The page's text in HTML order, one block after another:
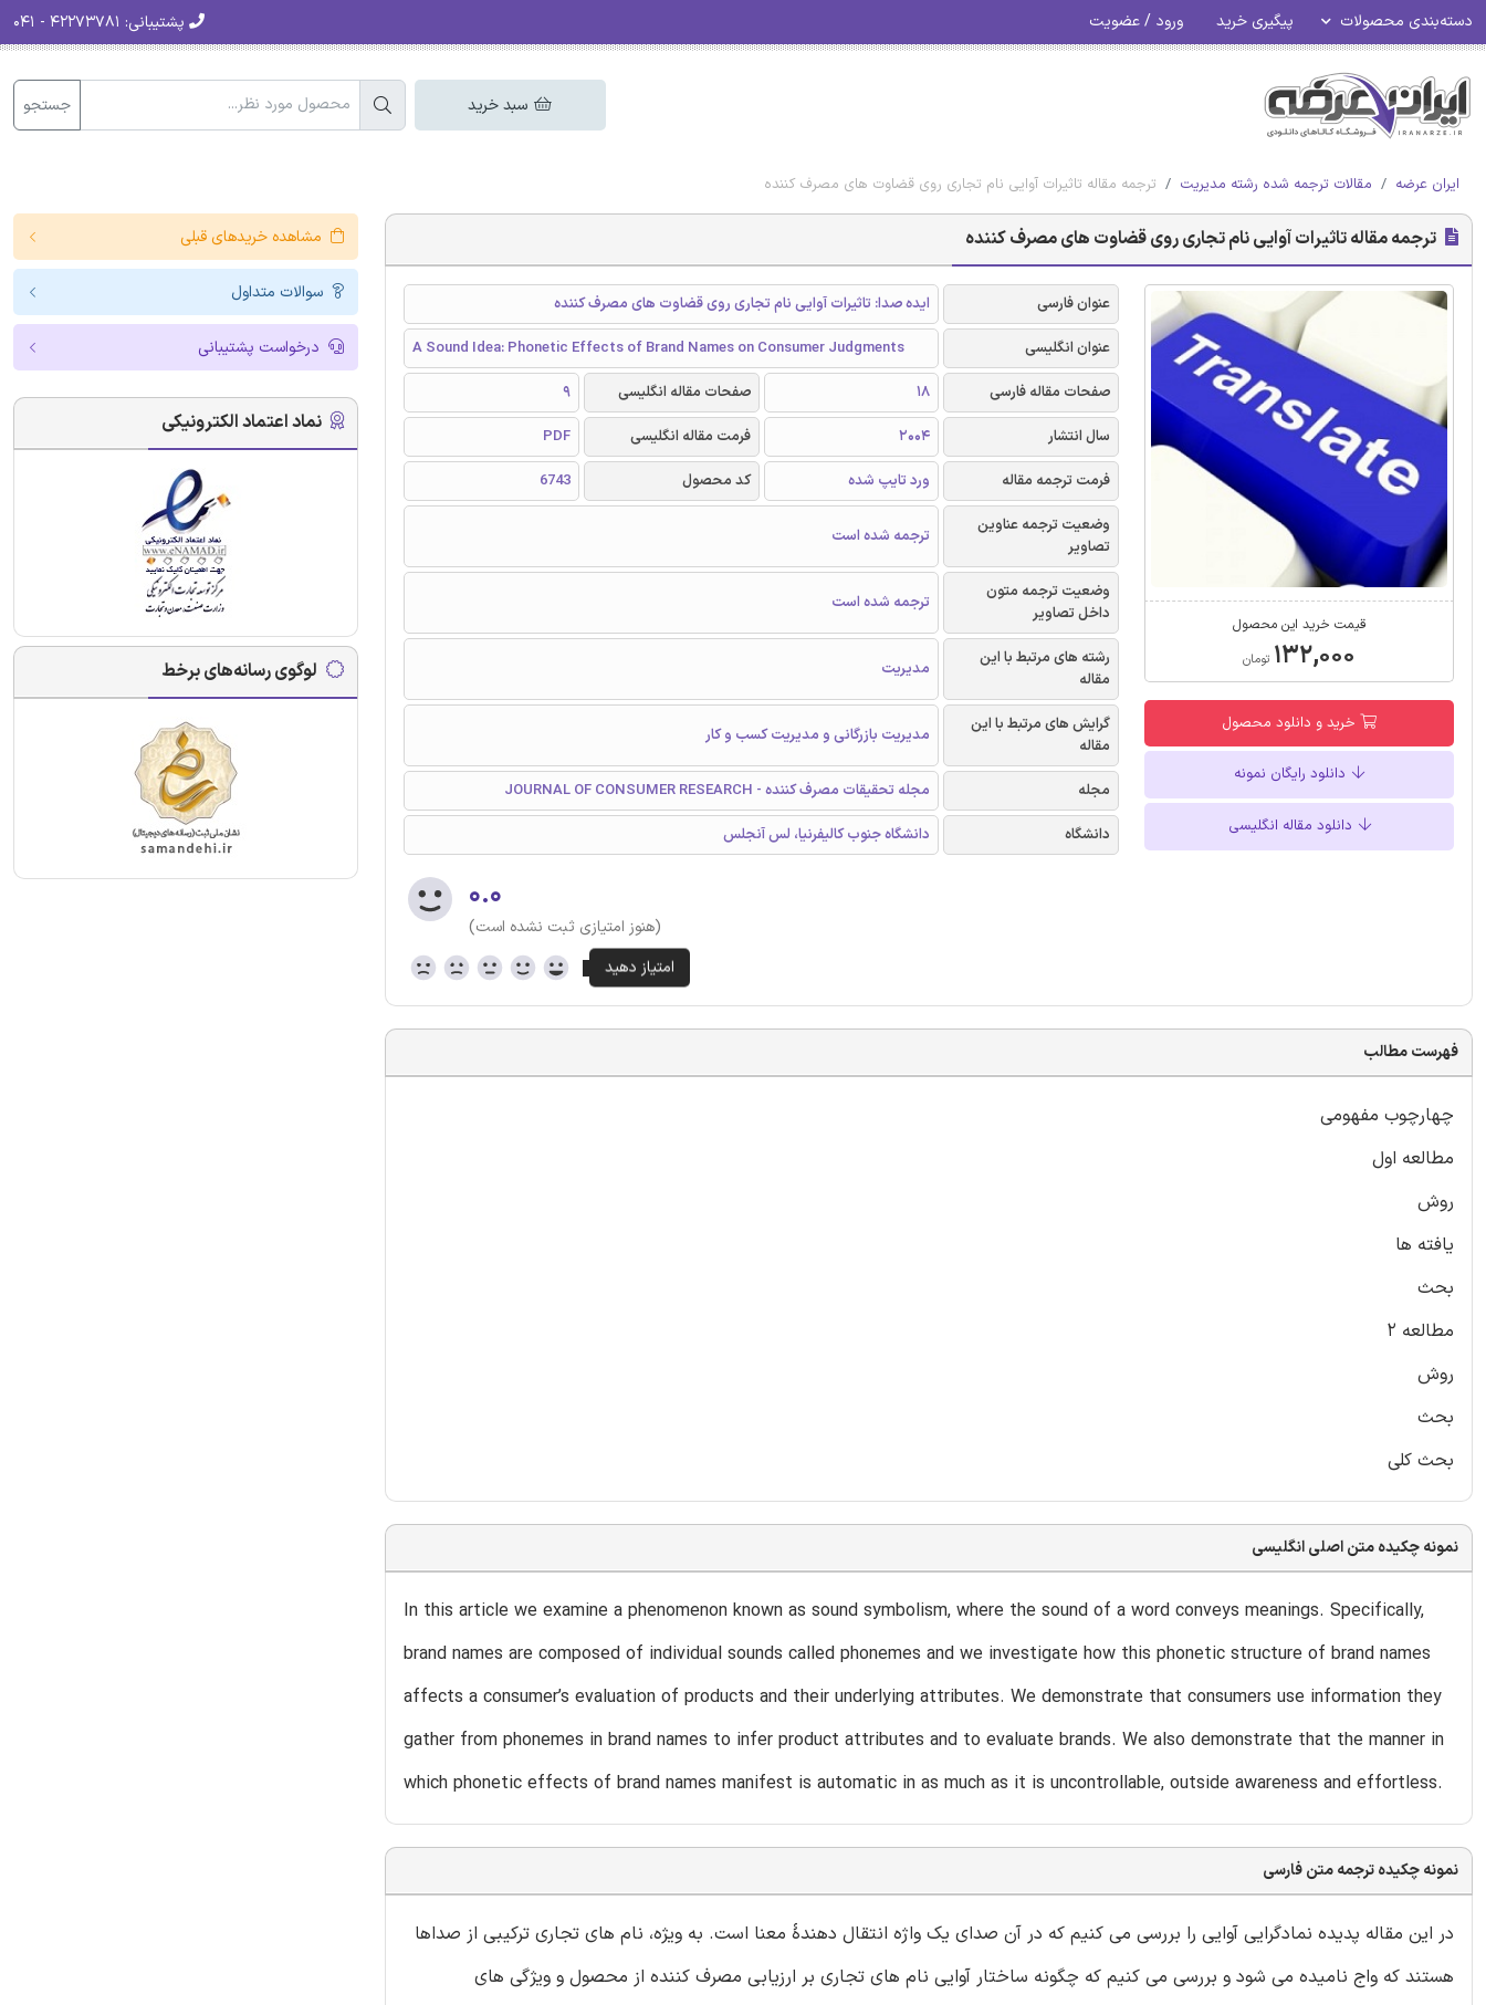
دسته‌بندی محصولات پیگیری خرید ورود / عضویت پشتیبانی:
سبد خرید جستجو
ایران عرضه مقالات ترجمه شده رشته مدیریت ترجمه مقاله تاثیرات آوایی نام تجاری روی قضاوت های مصرف کننده
ترجمه مقاله تاثیرات آوایی نام تجاری روی قضاوت های مصرف کننده
قیمت خرید این محصول
۱۳۲,۰۰۰ تومان
خرید و دانلود محصول
دانلود رایگان نمونه
دانلود مقاله انگلیسی
عنوان فارسی
ایده صدا: تاثیرات آوایی نام تجاری روی قضاوت های مصرف کننده
عنوان انگلیسی
A Sound Idea: Phonetic Effects of Brand Names on Consumer Judgments
صفحات مقاله فارسی
18 صفحات مقاله انگلیسی
9
سال انتشار
2004 فرمت مقاله انگلیسی
PDF
فرمت ترجمه مقاله
ورد تایپ شده کد محصول
6743
وضعیت ترجمه عناوین
تصاویر
ترجمه شده است
وضعیت ترجمه متون
داخل تصاویر
ترجمه شده است
رشته های مرتبط با این
مقاله
مدیریت
گرایش های مرتبط با این
مقاله
مدیریت بازرگانی و مدیریت کسب و کار
مجله
مجله تحقیقات مصرف کننده - JOURNAL OF CONSUMER RESEARCH
دانشگاه
دانشگاه جنوب کالیفرنیا، لس آنجلس
۰.۰
(هنوز امتیازی ثبت نشده است)
فهرست مطالب
چهارچوب مفهومی
مطالعه اول
روش
یافته ها
بحث
مطالعه 2
روش
بحث
بحث کلی
نمونه چکیده متن اصلی انگلیسی
In this article we examine a phenomenon known as sound symbolism, where the sound of a word conveys meanings. Specifically,
brand names are composed of individual sounds called phonemes and we investigate how this phonetic structure of brand names
affects a consumer’s evaluation of products and their underlying attributes. We demonstrate that consumers use information they
gather from phonemes in brand names to infer product attributes and to evaluate brands. We also demonstrate that the manner in
which phonetic effects of brand names manifest is automatic in as much as it is uncontrollable, outside awareness and effortless.
نمونه چکیده ترجمه متن فارسی
در این مقاله پدیده نمادگرایی آوایی را بررسی می کنیم که در آن صدای یک واژه انتقال دهندۀ معنا است. به ویژه، نام های تجاری ترکیبی از صداها
هستند که واج نامیده می شود و بررسی می کنیم که چگونه ساختار آوایی نام های تجاری بر ارزیابی مصرف کننده از محصول و ویژگی های
مشاهده خریدهای قبلی
سوالات متداول
درخواست پشتیبانی
نماد اعتماد الکترونیکی
لوگوی رسانه‌های برخط